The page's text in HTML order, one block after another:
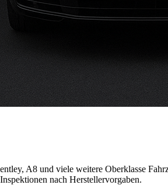
A8 und viele weitere Oberklasse
nach Herstellervorgaben.